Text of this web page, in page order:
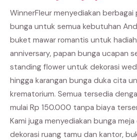
WinnerFleur menyediakan berbagai
bunga untuk semua kebutuhan
buket mawar romantis untuk
anniversary, papan bunga ucapan
standing flower untuk dekorasi
hingga karangan bunga duka cita
krematorium. Semua tersedia
mulai Rp 150.000 tanpa biaya
Kami juga menyediakan bunga
dekorasi ruang tamu dan kantor,